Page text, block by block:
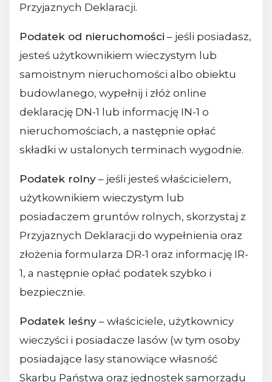
Przyjaznych Deklaracji.
Podatek od nieruchomości – jeśli posiadasz,
jesteś użytkownikiem wieczystym lub
samoistnym nieruchomości albo obiektu
budowlanego, wypełnij i złóż online
deklarację DN-1 lub informację IN-1 o
nieruchomościach, a następnie opłać
składki w ustalonych terminach wygodnie.
Podatek rolny – jeśli jesteś właścicielem,
użytkownikiem wieczystym lub
posiadaczem gruntów rolnych, skorzystaj z
Przyjaznych Deklaracji do wypełnienia oraz
złożenia formularza DR-1 oraz informację IR-
1, a następnie opłać podatek szybko i
bezpiecznie.
Podatek leśny – właściciele, użytkownicy
wieczyści i posiadacze lasów (w tym osoby
posiadające lasy stanowiące własność
Skarbu Państwa oraz jednostek samorządu